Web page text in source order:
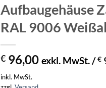
Aufbaugehäuse
RAL 9006
€ 96,00 exkl. MwSt. /€
inkl. MwSt.